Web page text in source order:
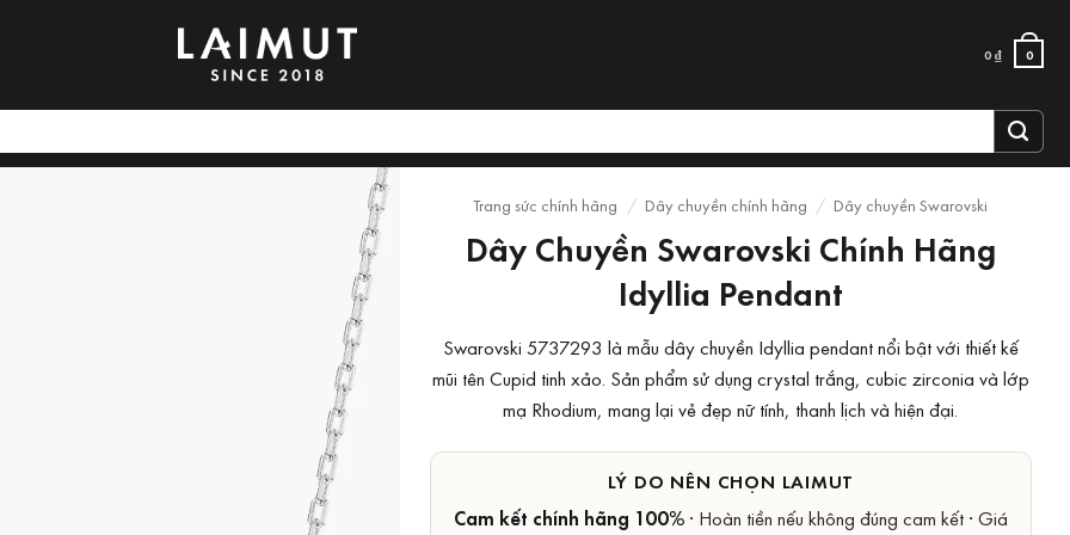
0₫ 0
Trang sức chính hãng / Dây chuyền chính hãng / Dây chuyền Swarovski
Dây Chuyền Swarovski Chính Hãng
Idyllia Pendant
Swarovski 5737293 là mẫu dây chuyền Idyllia pendant nổi bật với thiết kế
mũi tên Cupid tinh xảo. Sản phẩm sử dụng crystal trắng, cubic zirconia và lớp
mạ Rhodium, mang lại vẻ đẹp nữ tính, thanh lịch và hiện đại.
LÝ DO NÊN CHỌN LAIMUT
Cam kết chính hãng 100%· Hoàn tiền nếu không đúng cam kết · Giá